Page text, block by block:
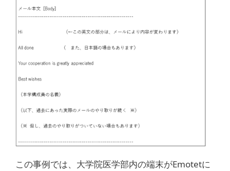
この事例では、大学院医学部内の端末がEmotetに